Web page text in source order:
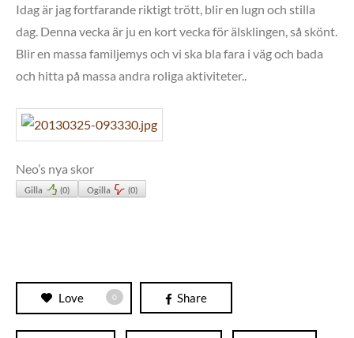
Idag är jag fortfarande riktigt trött, blir en lugn och stilla
dag. Denna vecka är ju en kort vecka för älsklingen, så skönt.
Blir en massa familjemys och vi ska bla fara i väg och bada
och hitta på massa andra roliga aktiviteter..
Neo’s nya skor
Gilla (0) Ogilla (0)
Love 0 Share